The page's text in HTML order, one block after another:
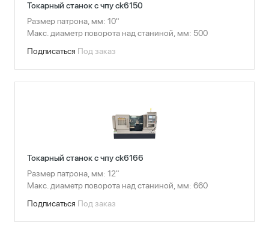
Токарный станок с чпу ck6150
Размер патрона, мм: 10"
Макс. диаметр поворота над станиной, мм: 500
Подписаться Под заказ
Токарный станок с чпу ck6166
Размер патрона, мм: 12"
Макс. диаметр поворота над станиной, мм: 660
Подписаться Под заказ